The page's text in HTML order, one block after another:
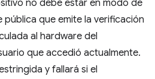
no debe estar en modo de
pública que emite la verificación
al hardware del
que accedió actualmente.
y fallará si el